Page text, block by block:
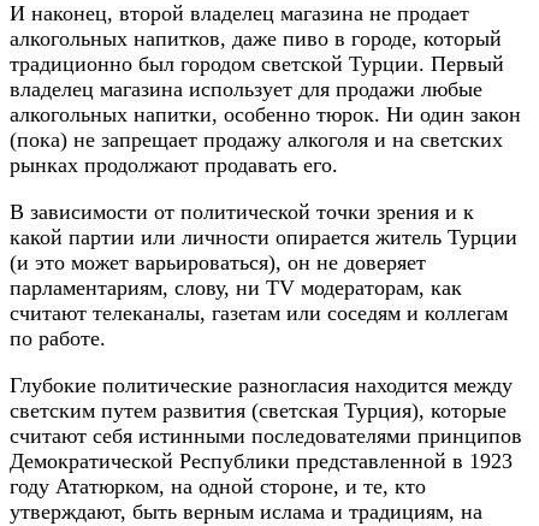
И наконец, второй владелец магазина не продает
алкогольных напитков, даже пиво в городе, который
традиционно был городом светской Турции. Первый
владелец магазина использует для продажи любые
алкогольных напитки, особенно тюрок. Ни один закон
(пока) не запрещает продажу алкоголя и на светских
рынках продолжают продавать его.
В зависимости от политической точки зрения и к
какой партии или личности опирается житель Турции
(и это может варьироваться), он не доверяет
парламентариям, слову, ни TV модераторам, как
считают телеканалы, газетам или соседям и коллегам
по работе.
Глубокие политические разногласия находится между
светским путем развития (светская Турция), которые
считают себя истинными последователями принципов
Демократической Республики представленной в 1923
году Ататюрком, на одной стороне, и те, кто
утверждают, быть верным ислама и традициям, на